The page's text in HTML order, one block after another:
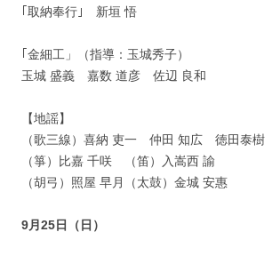
｢取納奉行｣ 新垣 悟
｢金細工」（指導：玉城秀子）
玉城 盛義 嘉数 道彦 佐辺 良和
【地謡】
（歌三線）喜納 吏一 仲田 知広 徳田泰樹
（箏）比嘉 千咲 （笛）入嵩西 諭
（胡弓）照屋 早月（太鼓）金城 安惠
9月25日（日）